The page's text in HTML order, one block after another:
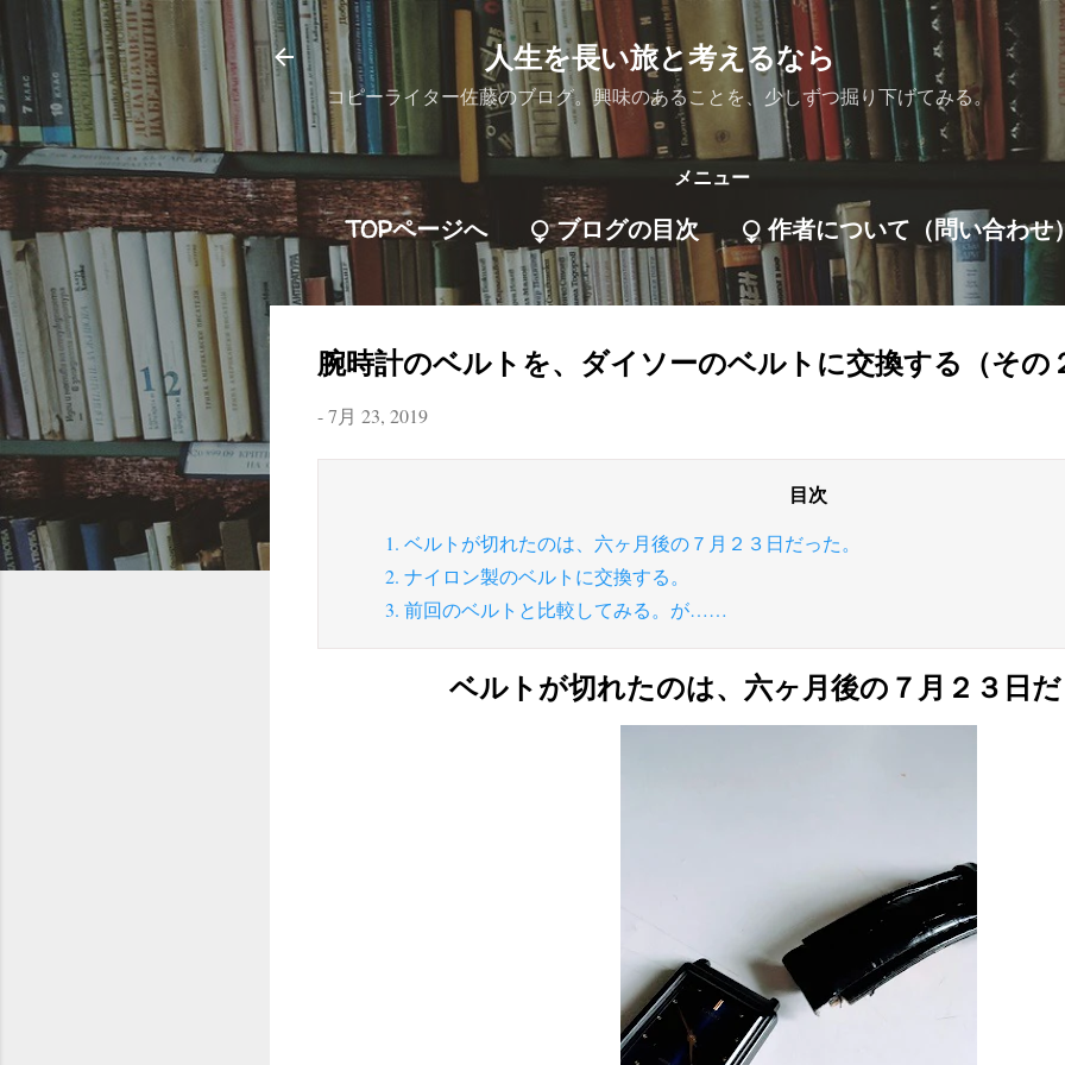
スキップしてメイン コンテンツに移動
人生を長い旅と考えるなら
コピーライター佐藤のブログ。興味のあることを、少しずつ掘り下げてみる。
メニュー
TOPページへ ⧬ ブログの目次 ⧬ 作者について（問い合わせ
腕時計のベルトを、ダイソーのベルトに交換する（その
-7月 23, 2019
1. ベルトが切れたのは、六ヶ月後の７月２３日だった。
2. ナイロン製のベルトに交換する。
3. 前回のベルトと比較してみる。が……
ベルトが切れたのは、六ヶ月後の７月２３日